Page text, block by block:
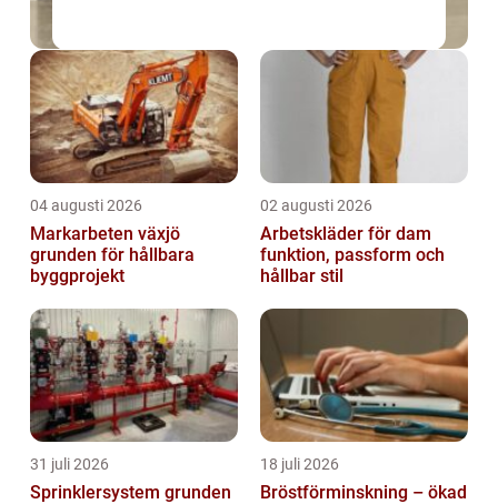
04 augusti 2026
Markarbeten växjö
grunden för hållbara
byggprojekt
02 augusti 2026
Arbetskläder för dam
funktion, passform och
hållbar stil
31 juli 2026
Sprinklersystem grunden
18 juli 2026
Bröstförminskning – ökad